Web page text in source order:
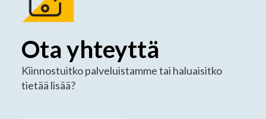
Ota yhteyttä
Kiinnostuitko palveluistamme tai haluaisitko
tietää lisää?